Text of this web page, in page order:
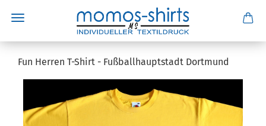
Fun Herren T-Shirt - Fußballhauptstadt Dortmund